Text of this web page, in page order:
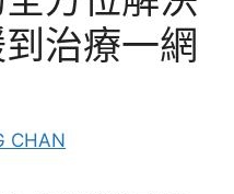
治療一網
CHAN